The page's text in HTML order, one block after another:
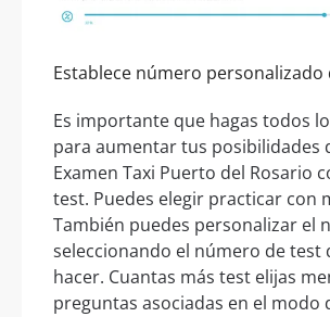
Establece número personalizado
Es importante que hagas todos
para aumentar tus posibilidades
Examen Taxi Puerto del Rosario
test. Puedes elegir practicar con
También puedes personalizar el
seleccionando el número de test
hacer. Cuantas más test elijas
preguntas asociadas en el modo